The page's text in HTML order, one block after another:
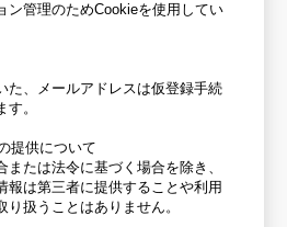
ン管理のためCookieを使用してい
た、メールアドレスは仮登録手続
。
提供について
または法令に基づく場合を除き、
報は第三者に提供することや利用
り扱うことはありません。